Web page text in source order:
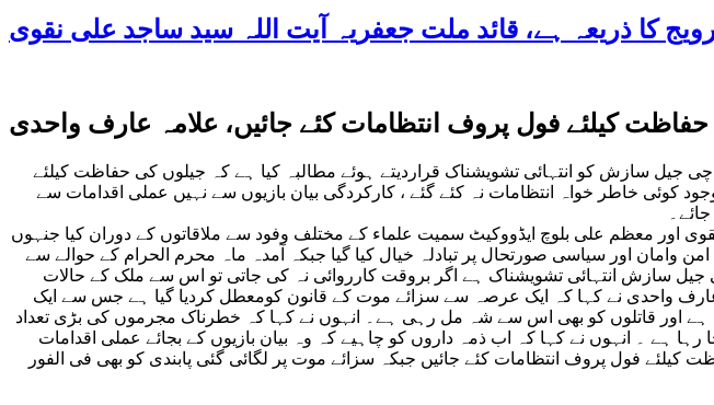
کیلئے فول پروف انتظامات کئے جائیں، علامہ عارف واحدی
سازش کو انتہائی تشویشناک قراردیتے ہوئے مطالبہ کیا ہے کہ جیلوں کی حفاظت کیلئے
کوئی خاطر خواہ انتظامات نہ کئے گئے ، کارکردگی بیان بازیوں سے نہیں عملی اقدامات سے
اور معظم علی بلوچ ایڈووکیٹ سمیت علماء کے مختلف وفود سے ملاقاتوں کے دوران کیا جنہوں
اور سیاسی صورتحال پر تبادلہ خیال کیا گیا جبکہ آمدہ ماہ محرم الحرام کے حوالے سے
جیل سازش انتہائی تشویشناک ہے اگر بروقت کارروائی نہ کی جاتی تو اس سے ملک کے حالات
عارف واحدی نے کہا کہ ایک عرصہ سے سزائے موت کے قانون کومعطل کردیا گیا ہے جس سے ایک
اور قاتلوں کو بھی اس سے شہ مل رہی ہے۔ انہوں نے کہا کہ خطرناک مجرموں کی بڑی تعداد
ہے ۔ انہوں نے کہا کہ اب ذمہ داروں کو چاہیے کہ وہ بیان بازیوں کے بجائے عملی اقدامات
فول پروف انتظامات کئے جائیں جبکہ سزائے موت پر لگائی گئی پابندی کو بھی فی الفور